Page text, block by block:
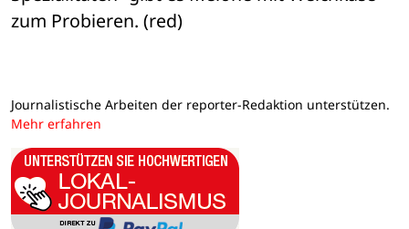
zum Probieren. (red)
Journalistische Arbeiten der reporter-Redaktion unterstützen.
Mehr erfahren